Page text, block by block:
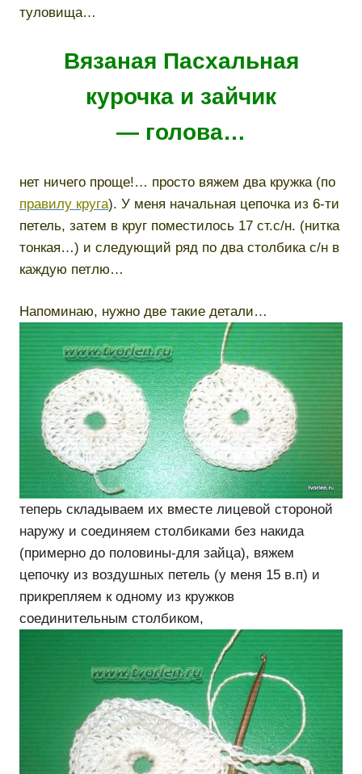
туловища…
Вязаная Пасхальная
курочка и зайчик
— голова…
нет ничего проще!… просто вяжем два кружка (по
правилу круга). У меня начальная цепочка из 6-ти
петель, затем в круг поместилось 17 ст.с/н. (нитка
тонкая…) и следующий ряд по два столбика с/н в
каждую петлю…
Напоминаю, нужно две такие детали…
теперь складываем их вместе лицевой стороной
наружу и соединяем столбиками без накида
(примерно до половины-для зайца), вяжем
цепочку из воздушных петель (у меня 15 в.п) и
прикрепляем к одному из кружков
соединительным столбиком,